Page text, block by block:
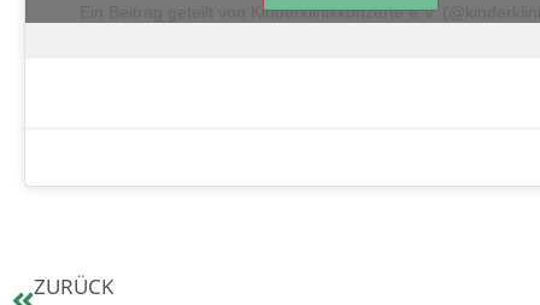
Ein Beitrag geteilt von Kinderklinikkonzerte e.V.
ZURÜCK